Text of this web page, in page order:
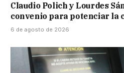
Claudio Polich y Lourdes
convenio para potenciar la
6 de agosto de 2026